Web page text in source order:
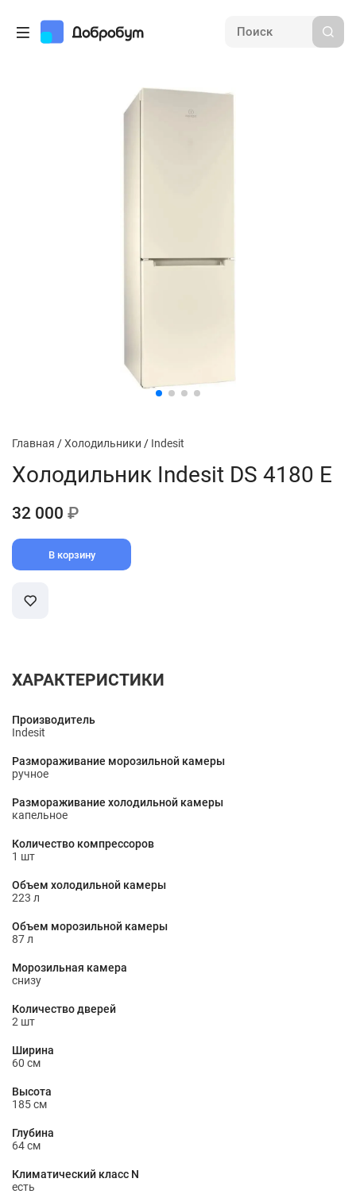
Главная /Холодильники / Indesit
Холодильник Indesit DS 4180 E
32 000 ₽
В корзину
ХАРАКТЕРИСТИКИ
Производитель
Indesit
Размораживание морозильной камеры
ручное
Размораживание холодильной камеры
капельное
Количество компрессоров
1 шт
Объем холодильной камеры
223 л
Объем морозильной камеры
87 л
Морозильная камера
снизу
Количество дверей
2 шт
Ширина
60 см
Высота
185 см
Глубина
64 см
Климатический класс N
есть